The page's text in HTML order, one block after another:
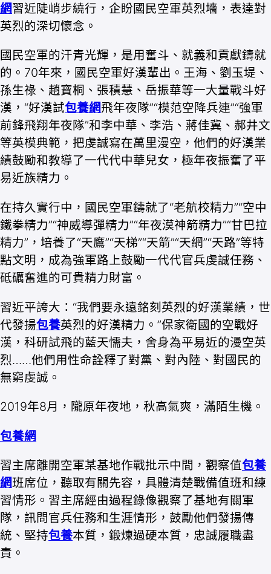
網習近陡峭步繞行，企盼國民空軍英烈墻，表達對
英烈的深切懷念。
國民空軍的汗青光輝，是用奮斗、就義和貢獻鑄就
的。70年來，國民空軍好漢輩出。王海、劉玉堤、
孫生祿、趙寶桐、張積慧、岳振華等一大量戰斗好
漢，“好漢試包養網飛年夜隊”“模范空降兵連”“強軍
前鋒飛翔年夜隊”和李中華、李浩、蔣佳冀、郝井文
等英模典範，把虔誠寫在萬里漫空，他們的好漢業
績鼓勵和教導了一代代中華兒女，極年夜振奮了平
易近族精力。
在持久實行中，國民空軍鑄就了“老航校精力”“空中
鐵拳精力”“神威導彈精力”“年夜漠神箭精力”“甘巴拉
精力”，培養了“天鷹”“天梯”“天箭”“天網”“天路”等特
點文明，成為強軍路上鼓勵一代代官兵虔誠任務、
砥礪奮進的可貴精力財富。
習近平誇大：“我們要永遠銘刻英烈的好漢業績，世
代發揚包養英烈的好漢精力。”保家衛國的空戰好
漢，科研試飛的藍天懦夫，舍身為平易近的漫空英
烈……他們用性命詮釋了對黨、對內陸、對國民的
無窮虔誠。
2019年8月，隴原年夜地，秋高氣爽，滿陌生機。
包養網
習主席離開空軍某基地作戰批示中間，觀察值包養
網班席位，聽取有關先容，具體清楚戰備值班和練
習情形。習主席經由過程錄像觀察了基地有關軍
隊，訊問官兵任務和生涯情形，鼓勵他們發揚傳
統、堅持包養本質，鍛煉過硬本質，忠誠履職盡
責。